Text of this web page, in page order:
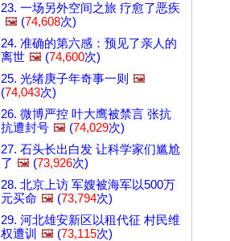
23. 一场另外空间之旅 疗愈了恶疾
🖼️ (74,608次)
24. 准确的第六感：预见了亲人的
离世 🖼️ (74,600次)
25. 光绪庚子年奇事一则 🖼️
(74,043次)
26. 微博严控 叶大鹰被禁言 张抗
抗遭封号 🖼️ (74,029次)
27. 石头长出白发 让科学家们尴尬
了 🖼️ (73,926次)
28. 北京上访 军嫂被海军以500万
元买命 🖼️ (73,794次)
29. 河北雄安新区以租代征 村民维
权遭训 🖼️ (73,115次)